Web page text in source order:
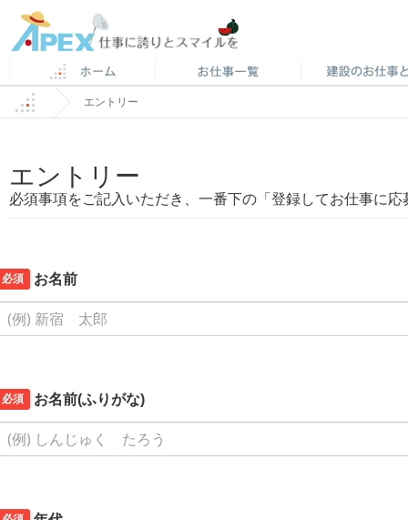
エントリー
エントリー
必須事項をご記入いただき、一番下の「登録してお仕事に
必須 お名前
必須 お名前(ふりがな)